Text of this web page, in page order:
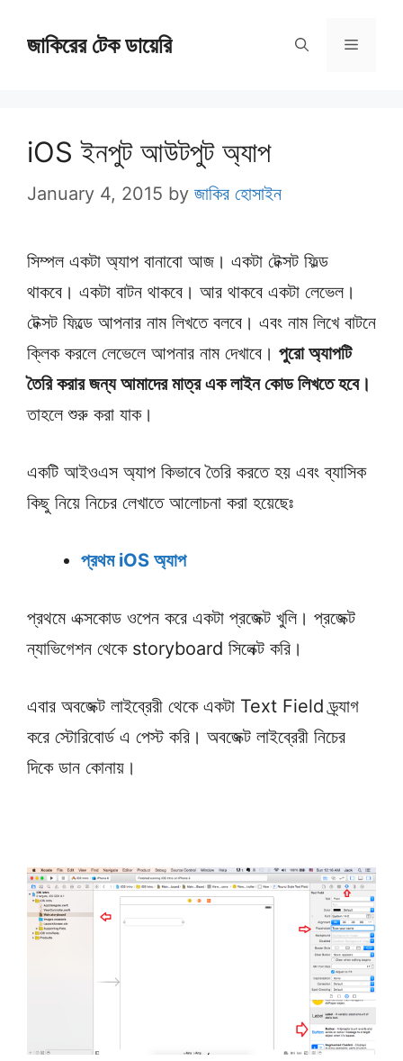
জাকিরের টেক ডায়েরি Menu
iOS ইনপুট আউটপুট অ্যাপ
January 4, 2015 by জাকির হোসাইন
সিম্পল একটা অ্যাপ বানাবো আজ। একটা টেক্সট ফিল্ড
থাকবে। একটা বাটন থাকবে। আর থাকবে একটা লেভেল।
টেক্সট ফিল্ডে আপনার নাম লিখতে বলবে। এবং নাম লিখে বাটনে
ক্লিক করলে লেভেলে আপনার নাম দেখাবে। পুরো অ্যাপটি
তৈরি করার জন্য আমাদের মাত্র এক লাইন কোড লিখতে হবে।
তাহলে শুরু করা যাক।
একটি আইওএস অ্যাপ কিভাবে তৈরি করতে হয় এবং ব্যাসিক
কিছু নিয়ে নিচের লেখাতে আলোচনা করা হয়েছেঃ
প্রথম iOS অ্যাপ
প্রথমে এক্সকোড ওপেন করে একটা প্রজেক্ট খুলি। প্রজেক্ট
ন্যাভিগেশন থেকে storyboard সিলেক্ট করি।
এবার অবজেক্ট লাইব্রেরী থেকে একটা Text Field ড্র্যাগ
করে স্টোরিবোর্ড এ পেস্ট করি। অবজেক্ট লাইব্রেরী নিচের
দিকে ডান কোনায়।